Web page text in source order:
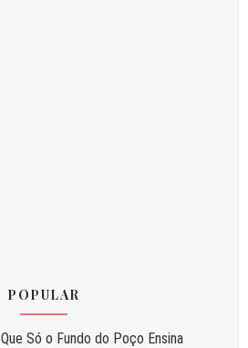
POPULAR
Só o Fundo do Poço Ensina